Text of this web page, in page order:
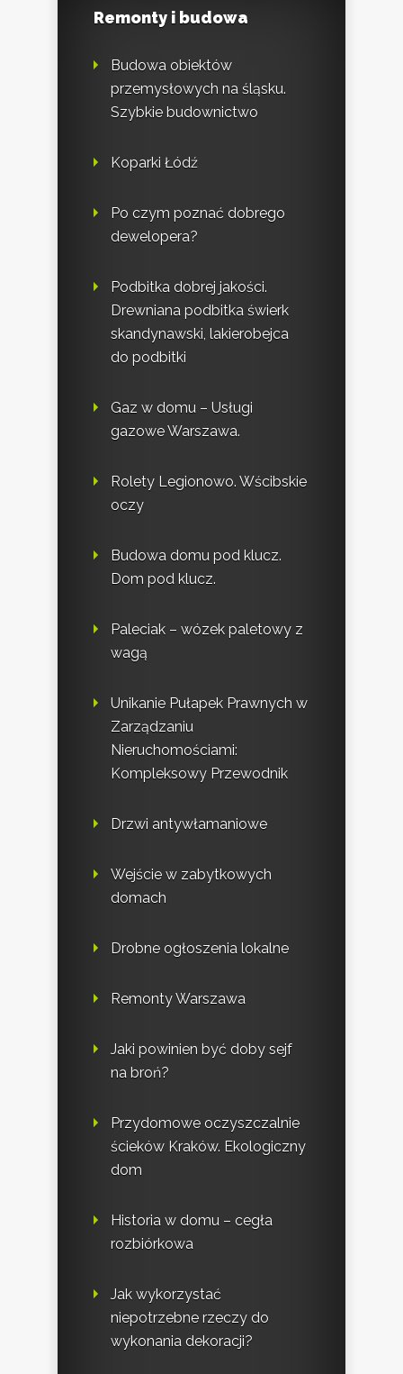
Remonty i budowa
Budowa obiektów
przemysłowych na śląsku.
Szybkie budownictwo
Koparki Łódź
Po czym poznać dobrego
dewelopera?
Podbitka dobrej jakości.
Drewniana podbitka świerk
skandynawski, lakierobejca
do podbitki
Gaz w domu – Usługi
gazowe Warszawa.
Rolety Legionowo. Wścibskie
oczy
Budowa domu pod klucz.
Dom pod klucz.
Paleciak – wózek paletowy z
wagą
Unikanie Pułapek Prawnych w
Zarządzaniu
Nieruchomościami:
Kompleksowy Przewodnik
Drzwi antywłamaniowe
Wejście w zabytkowych
domach
Drobne ogłoszenia lokalne
Remonty Warszawa
Jaki powinien być doby sejf
na broń?
Przydomowe oczyszczalnie
ścieków Kraków. Ekologiczny
dom
Historia w domu – cegła
rozbiórkowa
Jak wykorzystać
niepotrzebne rzeczy do
wykonania dekoracji?